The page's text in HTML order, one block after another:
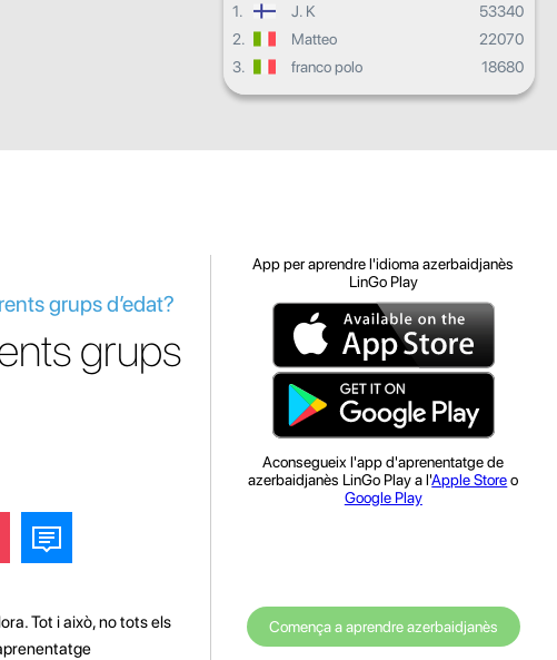
1. J. K
53340
2.
Matteo
22070
3.
franco polo 18680
grups d’edat?
grups
Tot i això, no tots els
App per aprendre l'idioma azerbaidjanès
LinGo Play
Aconsegueix l'app d'aprenentatge de
azerbaidjanès LinGo Play a l'Apple Storeo
Google Play
Comença a aprendre azerbaidjanès